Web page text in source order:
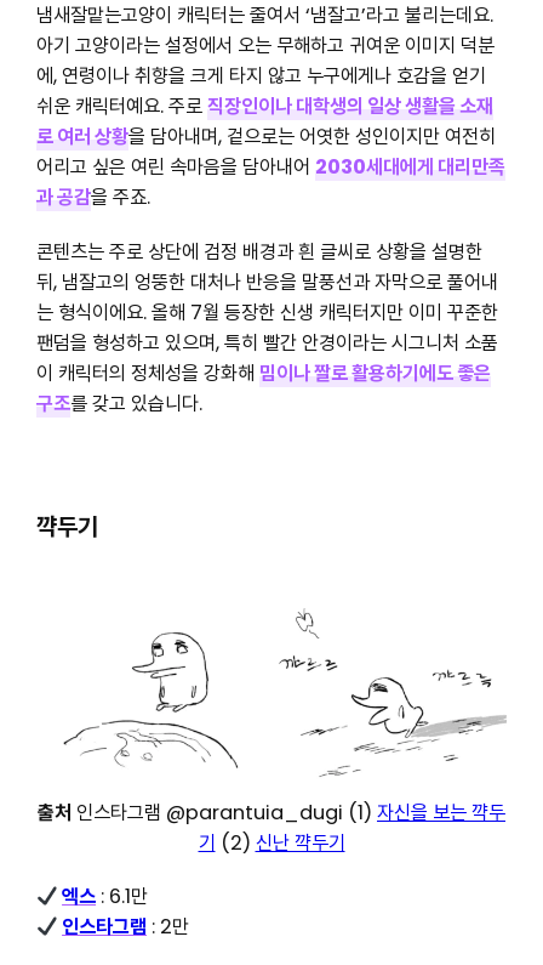
냄새잘맡는고양이 캐릭터는 줄여서 ‘냄잘고’라고 불리는데요.
아기 고양이라는 설정에서 오는 무해하고 귀여운 이미지 덕분
에, 연령이나 취향을 크게 타지 않고 누구에게나 호감을 얻기
쉬운 캐릭터예요. 주로직장인이나 대학생의 일상 생활을 소재
로 여러 상황을 담아내며, 겉으로는 어엿한 성인이지만 여전히
어리고 싶은 여린 속마음을 담아내어 2030세대에게 대리만족
과 공감을 주죠.
콘텐츠는 주로 상단에 검정 배경과 흰 글씨로 상황을 설명한
뒤, 냄잘고의 엉뚱한 대처나 반응을 말풍선과 자막으로 풀어내
는 형식이에요. 올해 7월 등장한 신생 캐릭터지만 이미 꾸준한
팬덤을 형성하고 있으며, 특히 빨간 안경이라는 시그니처 소품
이 캐릭터의 정체성을 강화해 밈이나 짤로 활용하기에도 좋은
구조를 갖고 있습니다.
꺅두기
출처 인스타그램 @parantuia_dugi (1) 자신을 보는 꺅두
기 (2) 신난 꺅두기
엑스 : 6.1만
인스타그램 : 2만